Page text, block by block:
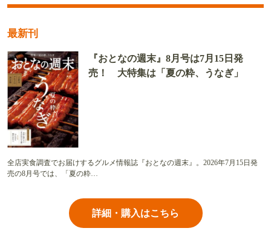
最新刊
『おとなの週末』8月号は7月15日発
売！ 大特集は「夏の粋、うなぎ」
全店実食調査でお届けするグルメ情報誌『おとなの週末』。2026年7月15日発
売の8月号では、「夏の粋…
詳細・購入はこちら